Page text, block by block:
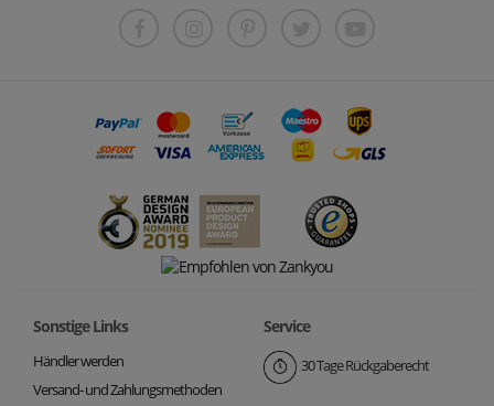
Sonstige Links
Händler werden
Versand- und Zahlungsmethoden
Service
30 Tage Rückgaberecht